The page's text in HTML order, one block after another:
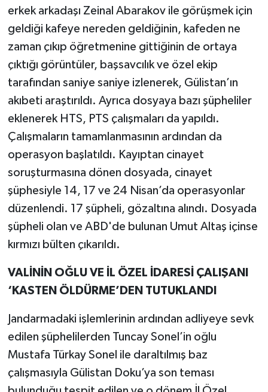
erkek arkadaşı Zeinal Abarakov ile görüşmek için
geldiği kafeye nereden geldiğinin, kafeden ne
zaman çıkıp öğretmenine gittiğinin de ortaya
çıktığı görüntüler, başsavcılık ve özel ekip
tarafından saniye saniye izlenerek, Gülistan’ın
akıbeti araştırıldı. Ayrıca dosyaya bazı şüpheliler
eklenerek HTS, PTS çalışmaları da yapıldı.
Çalışmaların tamamlanmasının ardından da
operasyon başlatıldı. Kayıptan cinayet
soruşturmasına dönen dosyada, cinayet
şüphesiyle 14, 17 ve 24 Nisan’da operasyonlar
düzenlendi. 17 şüpheli, gözaltına alındı. Dosyada
şüpheli olan ve ABD'de bulunan Umut Altaş içinse
kırmızı bülten çıkarıldı.
VALİNİN OĞLU VE İL ÖZEL İDARESİ ÇALIŞANI
‘KASTEN ÖLDÜRME’DEN TUTUKLANDI
Jandarmadaki işlemlerinin ardından adliyeye sevk
edilen şüphelilerden Tuncay Sonel’in oğlu
Mustafa Türkay Sonel ile daraltılmış baz
çalışmasıyla Gülistan Doku’ya son teması